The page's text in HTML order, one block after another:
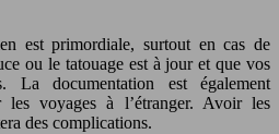
est primordiale, surtout en cas de
ou le tatouage est à jour et que vos
La documentation est également
les voyages à l’étranger. Avoir les
des complications.